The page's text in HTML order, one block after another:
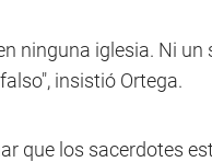
ninguna iglesia. Ni un
insistió Ortega.
que los sacerdotes